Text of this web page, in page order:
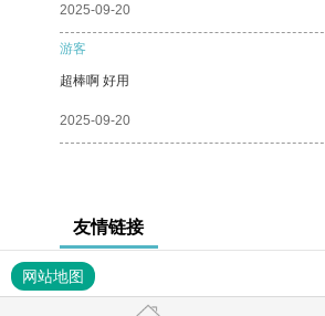
2025-09-20
游客
超棒啊 好用
2025-09-20
友情链接
网站地图